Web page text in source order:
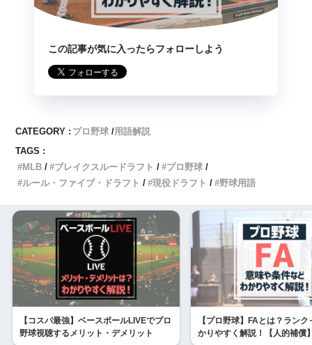
この記事が気に入ったらフォローしよう
CATEGORY : プロ野球 用語解説
TAGS :
MLB
ブレイクスルードラフト
プロ野球
ルール・ファイブ・ドラフト
現役ドラフト 野球用語
【コスパ最強】ベースボールLIVEでプロ
野球視聴するメリット・デメリット
【プロ野球】FAとは？ラン
かりやすく解説！【人的補償